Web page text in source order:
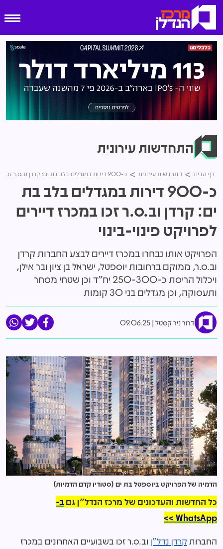
התחדשות עירונית
דף הבית התחדשות עירונית כ-900 דירות במגדלים בלב בת ים: קרדן וב.ס.ר זכו במכרז דיירים לפרויקט פינוי-בינוי
כ-900 דירות במגדלים בלב בת
ים: קרדן וב.ס.ר זכו במכרז דיירים
לפרויקט פינוי-בינוי
הפרויקט אותו נבחרו במכרז דיירים לבצע החברות קרדן
וב.ס.ר, ממוקם ברחובות יוספטל, ישראל בן ציון ובר אילן,
ויכלול הריסת כ-250-300 יח"ד וכן שטחי מסחר
ותעסוקה, וכן מגדלים בני 30 קומות
דרור ניר קסטל 09.06.25
הדמיה של הפרויקט ביוספטל בת ים (סטודיו קדם הדמיות)
כל החדשות והעדכונים של מרכז הנדל"ן גם ב-
WhatsApp >>
החברותקרדן נדל"ן וב.ס.ר זכו בשבועיים האחרונים במכרז